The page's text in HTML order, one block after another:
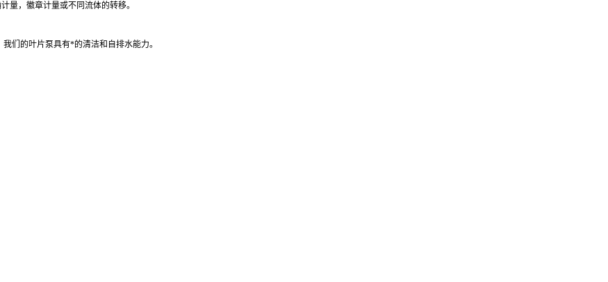
量，徽章计量或不同流体的转移。
们的叶片泵具有*的清洁和自排水能力。